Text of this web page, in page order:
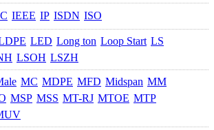
IEEE IP ISDN ISO
LED Long ton Loop Start LS
LSOH LSZH
MC MDPE MFD Midspan MM
MSP MSS MT-RJ MTOE MTP